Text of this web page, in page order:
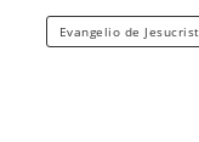
Evangelio de